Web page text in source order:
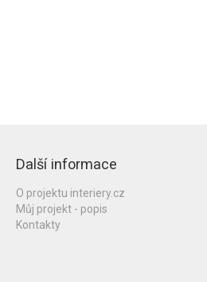
Další informace
O projektu interiery.cz
Můj projekt - popis
Kontakty